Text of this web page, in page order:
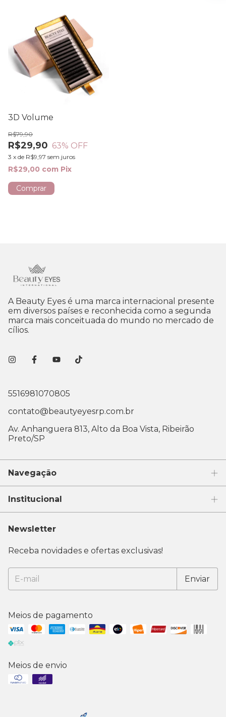
3D Volume
R$29,90
R$79,90
63% OFF
3 x de R$9,97 sem juros
R$29,00 com Pix
Comprar
A Beauty Eyes é uma marca internacional presente
em diversos países e reconhecida como a segunda
marca mais conceituada do mundo no mercado de
cílios.
5516981070805
contato@beautyeyesrp.com.br
Av. Anhanguera 813, Alto da Boa Vista, Ribeirão
Preto/SP
Navegação
Institucional
Newsletter
Receba novidades e ofertas exclusivas!
Meios de pagamento
Meios de envio